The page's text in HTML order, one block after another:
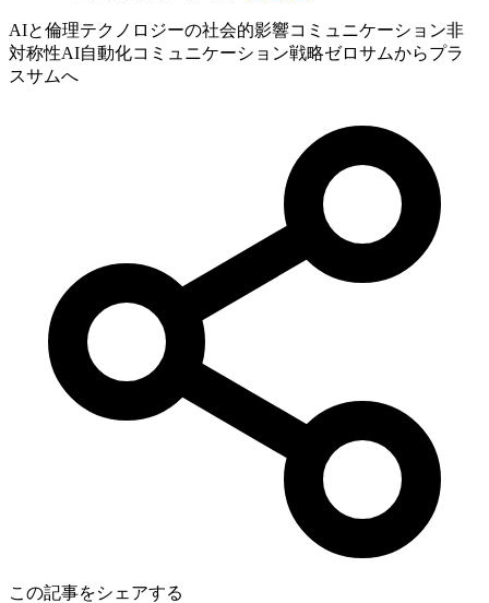
AIと倫理テクノロジーの社会的影響コミュニケーション非
対称性AI自動化コミュニケーション戦略ゼロサムからプラ
スサムへ
この記事をシェアする